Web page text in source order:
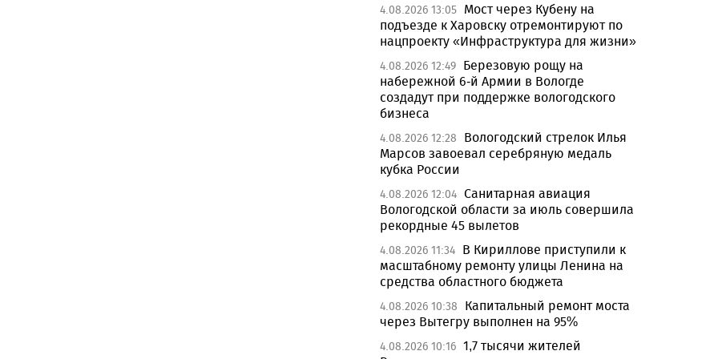
4.08.2026 13:05 Мост через Кубену на
подъезде к Харовску отремонтируют по
нацпроекту «Инфраструктура для жизни»
4.08.2026 12:49 Березовую рощу на
набережной 6-й Армии в Вологде
создадут при поддержке вологодского
бизнеса
4.08.2026 12:28
Вологодский стрелок Илья
Марсов завоевал серебряную медаль
кубка России
4.08.2026 12:04 Санитарная авиация
Вологодской области за июль совершила
рекордные 45 вылетов
4.08.2026 11:34 В Кириллове приступили к
масштабному ремонту улицы Ленина на
средства областного бюджета
4.08.2026 10:38
Капитальный ремонт моста
через Вытегру выполнен на 95%
4.08.2026 10:16 1,7 тысячи жителей